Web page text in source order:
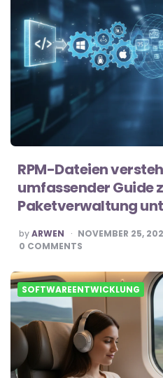
RPM-Dateien
umfassender Guide
Paketverwaltung
POSTED
BY
byARWEN NOVEMBER 25,
0 COMMENTS
SOFTWAREENTWICKLUNG